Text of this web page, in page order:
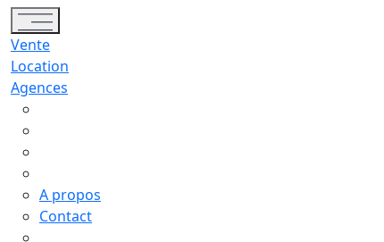
Toggle navigation
Vente
Location
Agences
A propos
Contact